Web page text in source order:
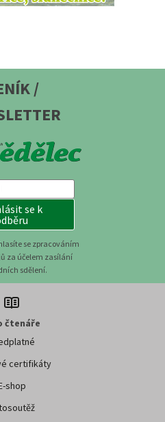
/
se k
se zpracováním
za účelem zasílání
sdělení.
čtenáře
certifikáty
shop